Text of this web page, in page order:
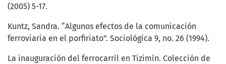
(2005) 5-17.
Kuntz, Sandra. “Algunos efectos de la comunicación
ferroviaria en el porfiriato”. Sociológica 9, no. 26 (1994).
La inauguración del ferrocarril en Tizimín. Colección de